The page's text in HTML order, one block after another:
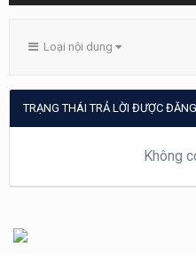
Loại nội dung
TRẠNG THÁI TRẢ LỜI ĐƯỢC
Không